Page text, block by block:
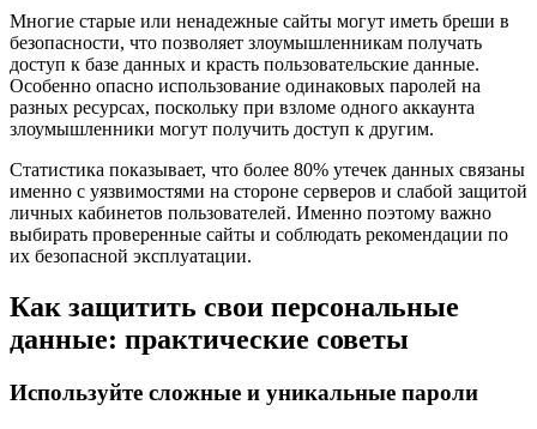
Многие старые или ненадежные сайты могут иметь бреши в
безопасности, что позволяет злоумышленникам получать
доступ к базе данных и красть пользовательские данные.
Особенно опасно использование одинаковых паролей на
разных ресурсах, поскольку при взломе одного аккаунта
злоумышленники могут получить доступ к другим.
Статистика показывает, что более 80% утечек данных связаны
именно с уязвимостями на стороне серверов и слабой защитой
личных кабинетов пользователей. Именно поэтому важно
выбирать проверенные сайты и соблюдать рекомендации по
их безопасной эксплуатации.
Как защитить свои персональные
данные: практические советы
Используйте сложные и уникальные пароли